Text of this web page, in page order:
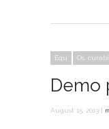
Equ Os.
Demo
August 15, 2013 |